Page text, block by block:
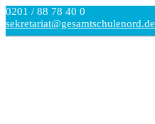
0201 / 88 78 40 0
sekretariat@gesamtschulenord.de